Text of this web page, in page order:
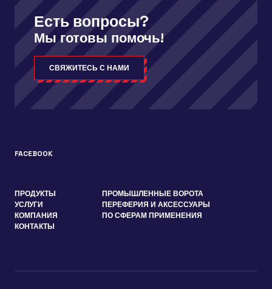
Есть вопросы?
Мы готовы помочь!
СВЯЖИТЕСЬ С НАМИ
FACEBOOK
ПРОДУКТЫ
УСЛУГИ
КОМПАНИЯ
КОНТАКТЫ
ПРОМЫШЛЕННЫЕ ВОРОТА
ПЕРЕФЕРИЯ И АКСЕССУАРЫ
ПО СФЕРАМ ПРИМЕНЕНИЯ